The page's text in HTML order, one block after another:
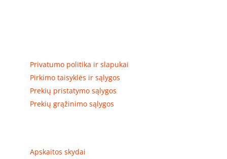
Privatumo politika ir slapukai
Pirkimo taisyklės ir sąlygos
Prekių pristatymo sąlygos
Prekių grąžinimo sąlygos
Apskaitos skydai